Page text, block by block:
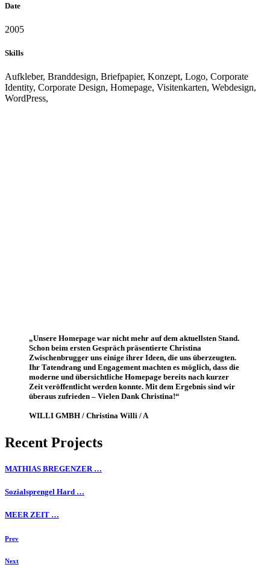
Date
2005
Skills
Aufkleber, Branddesign, Briefpapier, Konzept, Logo, Corporate
Identity, Corporate Design, Homepage, Visitenkarten, Webdesign,
WordPress,
„Unsere Homepage war nicht mehr auf dem aktuellsten Stand.
Schon beim ersten Gespräch präsentierte Christina
Zwischenbrugger uns einige ihrer Ideen, die uns überzeugten.
Ihr Tatendrang und Engagement machten es möglich, dass die
moderne und übersichtliche Homepage bereits nach kurzer
Zeit veröffentlicht werden konnte. Mit dem Ergebnis sind wir
überaus zufrieden – Vielen Dank Christina!“
WILLI GMBH / Christina Willi / A
Recent Projects
MATHIAS BREGENZER …
Sozialsprengel Hard …
MEER ZEIT …
Prev
Next